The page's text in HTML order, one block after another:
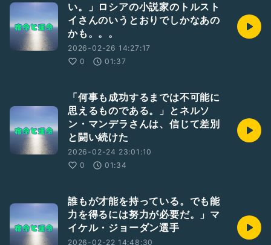
い。」ロシアの小説家のトルスト
イさんのいうとおりでしかなあの
かも。。。
2026-02-26 14:27:17
0
01:37
「何事も成功するまでは不可能に
思えるものである。」とネルソ
ン・マンデラさんは、信じて差別
と闘い続けた
2026-02-24 23:01:10
0
01:34
誰もが才能を持っている。でも能
力を得るには努力が必要だ。」マ
イケル・ジョーダン選手
2026-02-22 14:48:30